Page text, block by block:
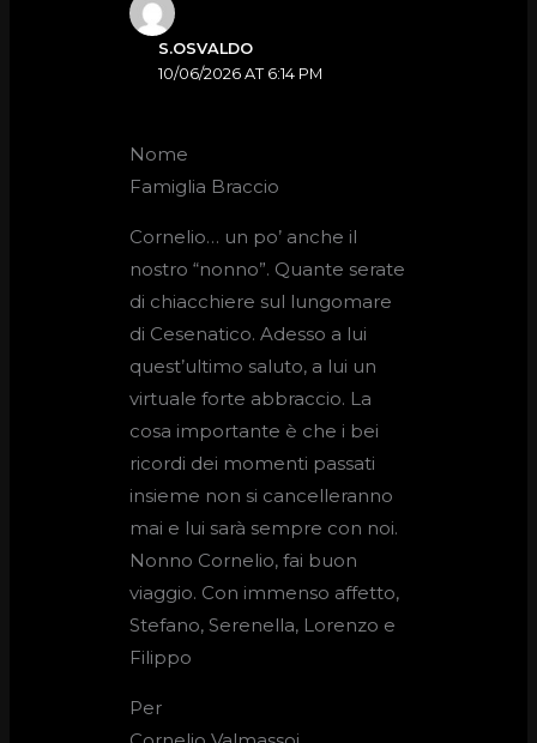
S.OSVALDO
10/06/2026 AT 6:14 PM
Nome
Famiglia Braccio
Cornelio… un po’ anche il
nostro “nonno”. Quante serate
di chiacchiere sul lungomare
di Cesenatico. Adesso a lui
quest’ultimo saluto, a lui un
virtuale forte abbraccio. La
cosa importante è che i bei
ricordi dei momenti passati
insieme non si cancelleranno
mai e lui sarà sempre con noi.
Nonno Cornelio, fai buon
viaggio. Con immenso affetto,
Stefano, Serenella, Lorenzo e
Filippo
Per